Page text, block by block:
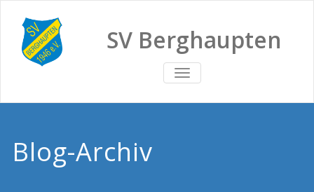
SV Berghaupten
TOGGLE
NAVIGATION
Blog-Archiv